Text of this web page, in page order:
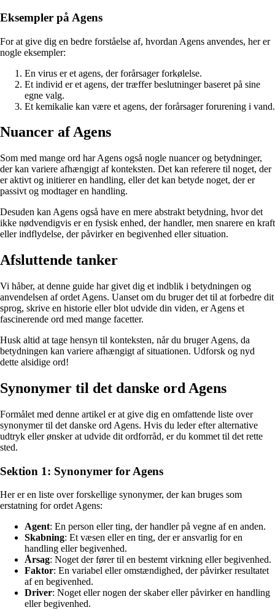
Eksempler på Agens
For at give dig en bedre forståelse af, hvordan Agens anvendes, her er
nogle eksempler:
En virus er et agens, der forårsager forkølelse.
Et individ er et agens, der træffer beslutninger baseret på sine
egne valg.
Et kemikalie kan være et agens, der forårsager forurening i vand.
Nuancer af Agens
Som med mange ord har Agens også nogle nuancer og betydninger,
der kan variere afhængigt af konteksten. Det kan referere til noget, der
er aktivt og initierer en handling, eller det kan betyde noget, der er
passivt og modtager en handling.
Desuden kan Agens også have en mere abstrakt betydning, hvor det
ikke nødvendigvis er en fysisk enhed, der handler, men snarere en kraft
eller indflydelse, der påvirker en begivenhed eller situation.
Afsluttende tanker
Vi håber, at denne guide har givet dig et indblik i betydningen og
anvendelsen af ordet Agens. Uanset om du bruger det til at forbedre dit
sprog, skrive en historie eller blot udvide din viden, er Agens et
fascinerende ord med mange facetter.
Husk altid at tage hensyn til konteksten, når du bruger Agens, da
betydningen kan variere afhængigt af situationen. Udforsk og nyd
dette alsidige ord!
Synonymer til det danske ord Agens
Formålet med denne artikel er at give dig en omfattende liste over
synonymer til det danske ord Agens. Hvis du leder efter alternative
udtryk eller ønsker at udvide dit ordforråd, er du kommet til det rette
sted.
Sektion 1: Synonymer for Agens
Her er en liste over forskellige synonymer, der kan bruges som
erstatning for ordet Agens:
Agent: En person eller ting, der handler på vegne af en anden.
Skabning: Et væsen eller en ting, der er ansvarlig for en
handling eller begivenhed.
Årsag: Noget der fører til en bestemt virkning eller begivenhed.
Faktor: En variabel eller omstændighed, der påvirker resultatet
af en begivenhed.
Driver: Noget eller nogen der skaber eller påvirker en handling
eller begivenhed.